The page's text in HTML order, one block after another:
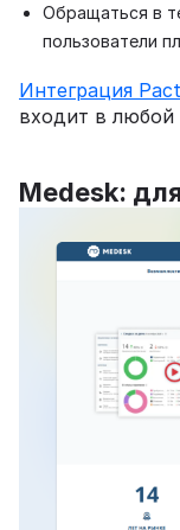
Обращаться в
пользователи
Интеграция
входит в любой
Medesk: